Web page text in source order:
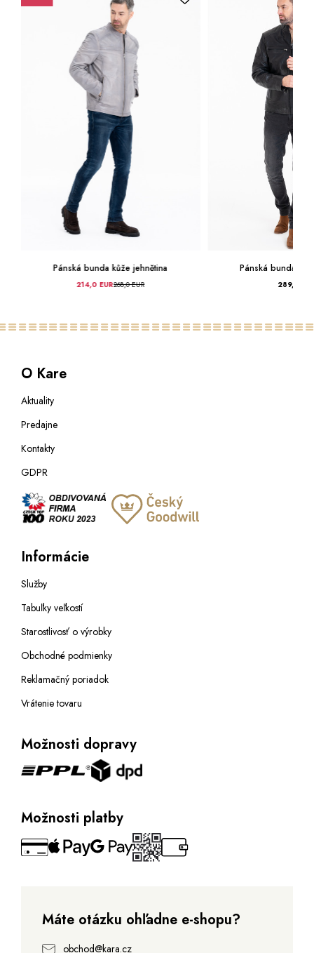
Pánská bunda kůže jehnětina
289,0 EUR
Pánská
O Kare
Aktuality
Predajne
Kontakty
GDPR
Informácie
Služby
Tabuľky veľkostí
Starostlivosť o výrobky
Obchodné podmienky
Reklamačný poriadok
Vrátenie tovaru
Možnosti dopravy
Možnosti platby
Máte otázku ohľadne e-shopu?
obchod@kara.cz